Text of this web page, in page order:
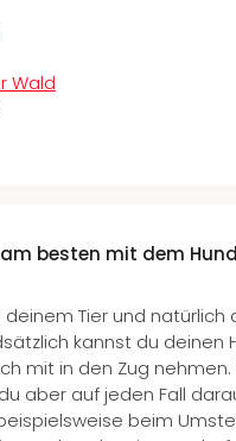
Wald
besten mit dem
Tier und natürlich
kannst du deinen
mit in den Zug
aber auf jeden Fall
beim